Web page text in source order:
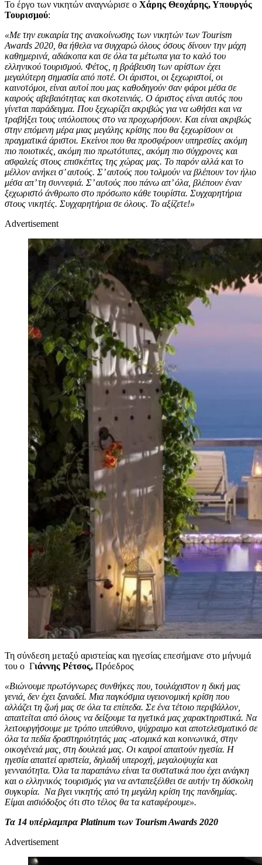
Το έργο των νικητών αναγνώρισε ο Χάρης Θεοχάρης, Υπουργός
Τουρισμού:
«Με την ευκαιρία της ανακοίνωσης των νικητών των Tourism
Awards 2020, θα ήθελα να συγχαρώ όλους όσους δίνουν την μάχη
καθημερινά, αδιάκοπα και σε όλα τα μέτωπα για το καλό του
ελληνικού τουρισμού. Φέτος, η βράβευση των αρίστων έχει
μεγαλύτερη σημασία από ποτέ. Οι άριστοι, οι ξεχωριστοί, οι
καινοτόμοι, είναι αυτοί που μας καθοδηγούν σαν φάροι μέσα σε
καιρούς αβεβαιότητας και σκοτεινιάς. Ο άριστος είναι αυτός που
γίνεται παράδειγμα. Που ξεχωρίζει ακριβώς για να ωθήσει και να
τραβήξει τους υπόλοιπους στο να προχωρήσουν. Και είναι ακριβώς
στην επόμενη μέρα μιας μεγάλης κρίσης που θα ξεχωρίσουν οι
πραγματικά άριστοι. Εκείνοι που θα προσφέρουν υπηρεσίες ακόμη
πιο ποιοτικές, ακόμη πιο πρωτότυπες, ακόμη πιο σύγχρονες και
ασφαλείς στους επισκέπτες της χώρας μας. Το παρόν αλλά και το
μέλλον ανήκει σ’ αυτούς. Σ’ αυτούς που τολμούν να βλέπουν τον ήλιο
μέσα απ’ τη συννεφιά. Σ’ αυτούς που πάνω απ’ όλα, βλέπουν έναν
ξεχωριστό άνθρωπο στο πρόσωπο κάθε τουρίστα. Συγχαρητήρια
στους νικητές. Συγχαρητήρια σε όλους. Το αξίζετε!»
Advertisement
Τη σύνδεση μεταξύ αριστείας και ηγεσίας επεσήμανε στο μήνυμά
του ο Γιάννης Ρέτσος, Πρόεδρος
«Βιώνουμε πρωτόγνωρες συνθήκες που, τουλάχιστον η δική μας
γενιά, δεν έχει ξαναδεί. Μια παγκόσμια υγειονομική κρίση που
αλλάζει τη ζωή μας σε όλα τα επίπεδα. Σε ένα τέτοιο περιβάλλον,
απαιτείται από όλους να δείξουμε τα ηγετικά μας χαρακτηριστικά. Να
λειτουργήσουμε με τρόπο υπεύθυνο, ψύχραιμο και αποτελεσματικό σε
όλα τα πεδία δραστηριότητάς μας -ατομικά και κοινωνικά, στην
οικογένειά μας, στη δουλειά μας. Οι καιροί απαιτούν ηγεσία. Η
ηγεσία απαιτεί αριστεία, δηλαδή υπεροχή, μεγαλοψυχία και
γενναιότητα. Όλα τα παραπάνω είναι τα συστατικά που έχει ανάγκη
και ο ελληνικός τουρισμός για να ανταπεξέλθει σε αυτήν τη δύσκολη
συγκυρία. Να βγει νικητής από τη μεγάλη κρίση της πανδημίας.
Είμαι αισιόδοξος ότι στο τέλος θα τα καταφέρουμε».
Τα 14 υπέρλαμπρα Platinum των Tourism Awards 2020
Advertisement